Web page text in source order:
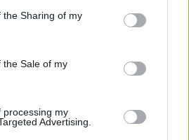
usage behaviour. You may click to
Google and its third-party tags to
purposes in below Google
the Sharing of my
the Sale of my
processing my
Advertising.
leütés);
8." - noe@barka.hu
Budapest Pf. 254;
2010. október 1.